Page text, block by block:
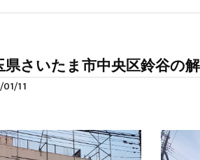
県さいたま市中央区鈴谷の
11